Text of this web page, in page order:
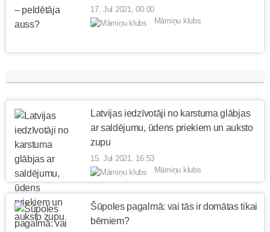
17. Jul 2021, 00:00
Māmiņu klubs
Latvijas iedzīvotāji no karstuma glābjas
ar saldējumu, ūdens priekiem un auksto
zupu
15. Jul 2021, 16:53
Māmiņu klubs
Šūpoles pagalmā: vai tās ir domātas tikai
bērniem?